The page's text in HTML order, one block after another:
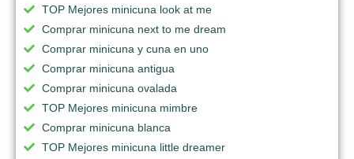
TOP Mejores minicuna look at me
Comprar minicuna next to me dream
Comprar minicuna y cuna en uno
Comprar minicuna antigua
Comprar minicuna ovalada
TOP Mejores minicuna mimbre
Comprar minicuna blanca
TOP Mejores minicuna little dreamer